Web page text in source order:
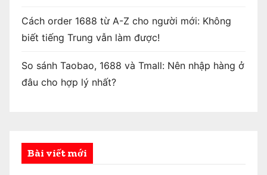
Cách order 1688 từ A-Z cho người mới: Không
biết tiếng Trung vẫn làm được!
So sánh Taobao, 1688 và Tmall: Nên nhập hàng ở
đâu cho hợp lý nhất?
Bài viết mới